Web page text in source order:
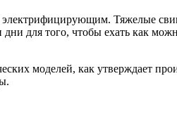
Тяжелые
для того, чтобы ехать как
моделей, как утверждает